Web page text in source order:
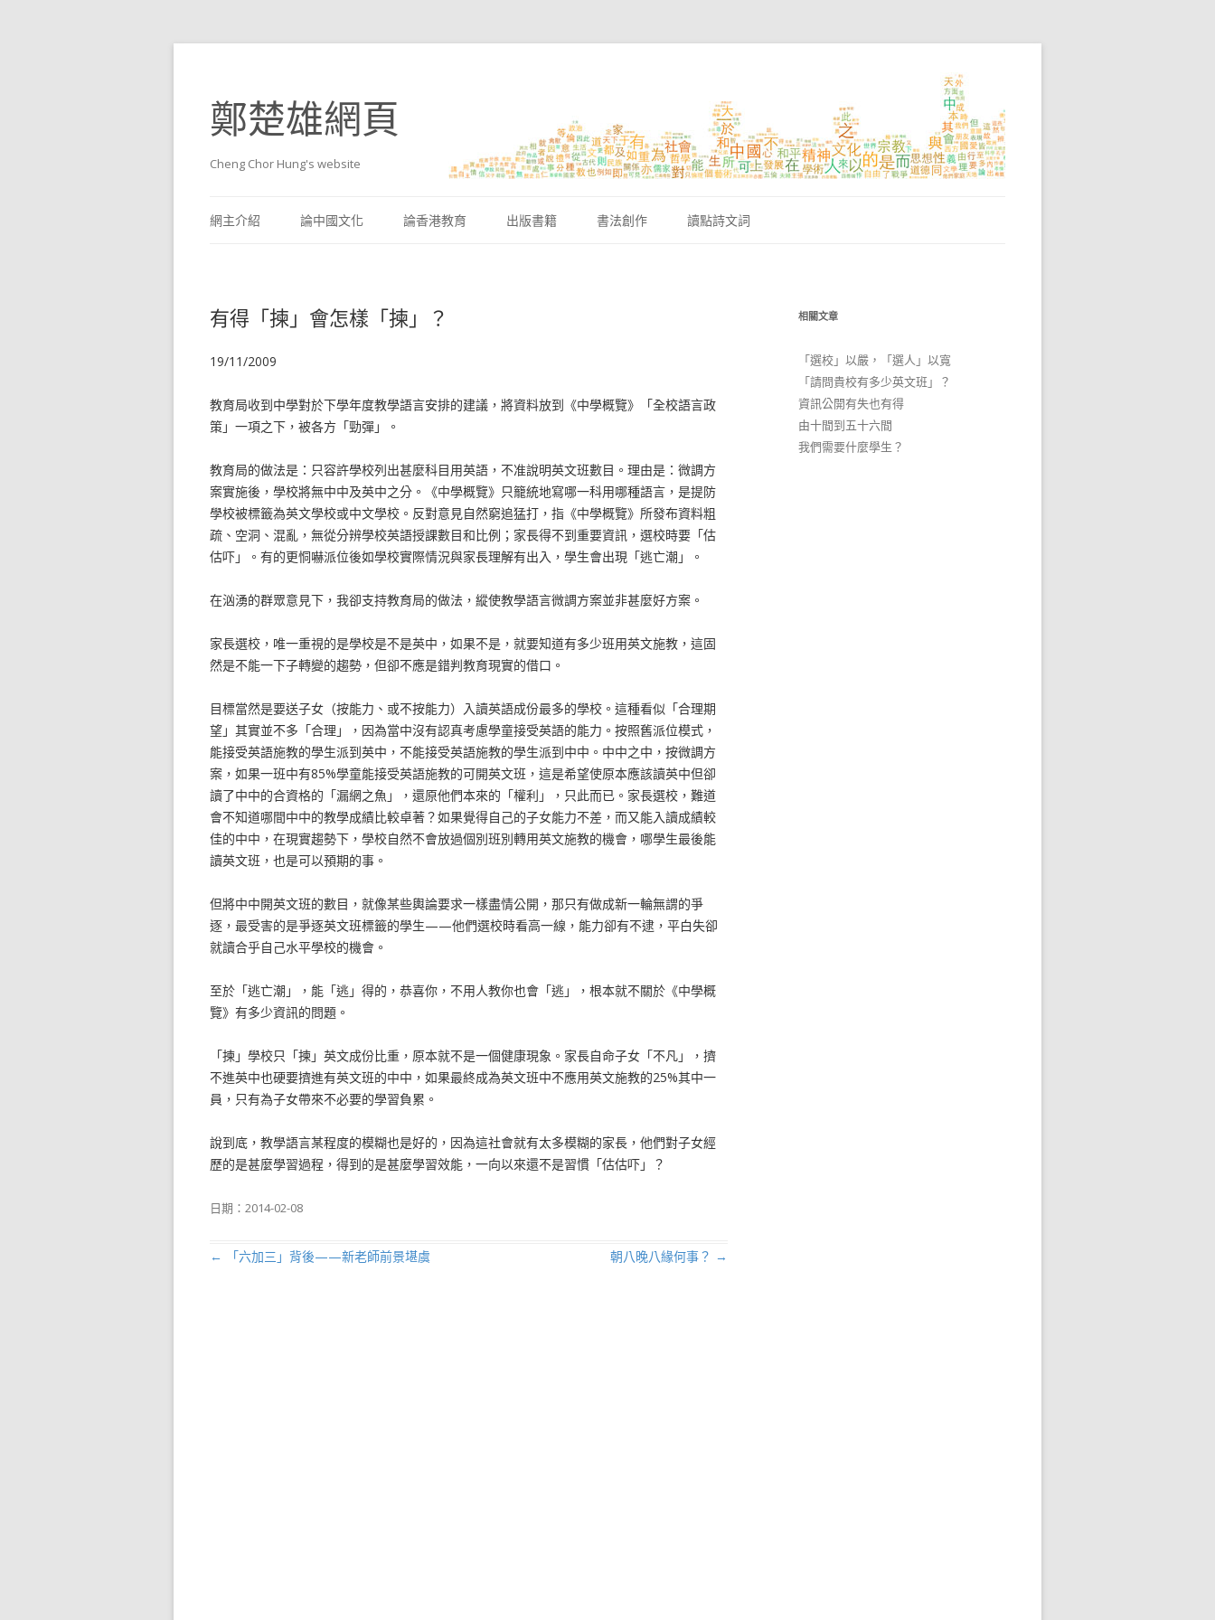
鄭楚雄網頁
Cheng Chor Hung's website
網主介紹
論中國文化 論香港教育 出版書籍 書法創作 讀點詩文詞
有得「揀」會怎樣「揀」？
19/11/2009
教育局收到中學對於下學年度教學語言安排的建議，將資料放到《中學概覽》「全校語言政
策」一項之下，被各方「勁彈」。
教育局的做法是：只容許學校列出甚麼科目用英語，不准說明英文班數目。理由是：微調方
案實施後，學校將無中中及英中之分。《中學概覽》只籠統地寫哪一科用哪種語言，是提防
學校被標籤為英文學校或中文學校。反對意見自然窮追猛打，指《中學概覽》所發布資料粗
疏、空洞、混亂，無從分辨學校英語授課數目和比例；家長得不到重要資訊，選校時要「估
估吓」。有的更恫嚇派位後如學校實際情況與家長理解有出入，學生會出現「逃亡潮」。
在汹湧的群眾意見下，我卻支持教育局的做法，縱使教學語言微調方案並非甚麼好方案。
家長選校，唯一重視的是學校是不是英中，如果不是，就要知道有多少班用英文施教，這固
然是不能一下子轉變的趨勢，但卻不應是錯判教育現實的借口。
目標當然是要送子女（按能力、或不按能力）入讀英語成份最多的學校。這種看似「合理期
望」其實並不多「合理」，因為當中沒有認真考慮學童接受英語的能力。按照舊派位模式，
能接受英語施教的學生派到英中，不能接受英語施教的學生派到中中。中中之中，按微調方
案，如果一班中有85%學童能接受英語施教的可開英文班，這是希望使原本應該讀英中但卻
讀了中中的合資格的「漏網之魚」，還原他們本來的「權利」，只此而已。家長選校，難道
會不知道哪間中中的教學成績比較卓著？如果覺得自己的子女能力不差，而又能入讀成績較
佳的中中，在現實趨勢下，學校自然不會放過個別班別轉用英文施教的機會，哪學生最後能
讀英文班，也是可以預期的事。
但將中中開英文班的數目，就像某些輿論要求一樣盡情公開，那只有做成新一輪無謂的爭
逐，最受害的是爭逐英文班標籤的學生——他們選校時看高一線，能力卻有不逮，平白失卻
就讀合乎自己水平學校的機會。
至於「逃亡潮」，能「逃」得的，恭喜你，不用人教你也會「逃」，根本就不關於《中學概
覽》有多少資訊的問題。
「揀」學校只「揀」英文成份比重，原本就不是一個健康現象。家長自命子女「不凡」，擠
不進英中也硬要擠進有英文班的中中，如果最終成為英文班中不應用英文施教的25%其中一
員，只有為子女帶來不必要的學習負累。
說到底，教學語言某程度的模糊也是好的，因為這社會就有太多模糊的家長，他們對子女經
歷的是甚麼學習過程，得到的是甚麼學習效能，一向以來還不是習慣「估估吓」？
日期： 2014-02-08
文章導航列
← 「六加三」背後——新老師前景堪虞 朝八晚八緣何事？ →
相關文章
「選校」以嚴，「選人」以寬
「請問貴校有多少英文班」？
資訊公開有失也有得
由十間到五十六間
我們需要什麼學生？